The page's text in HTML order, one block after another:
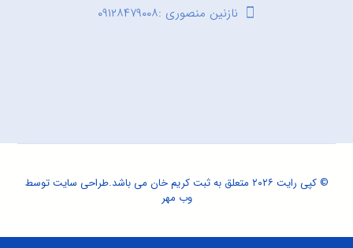
نازنین منصوری :۰۹۱۲۸۴۷۹۰۰۸
© کپی رایت ۲۰۲۶ متعلق به ثبت کریم خان می باشد. طراحی سایتتوسط
وب مهر